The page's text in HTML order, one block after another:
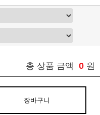
총 상품 금액 0 원
장바구니